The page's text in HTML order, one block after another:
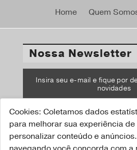
Home Quem
Nossa Newsletter
Insira seu e-mail e fique por
novidades
Cookies: Coletamos dados
para melhorar sua experiência
personalizar conteúdo e